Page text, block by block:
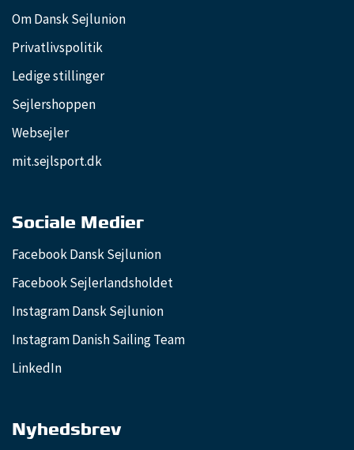
Om Dansk Sejlunion
Privatlivspolitik
Ledige stillinger
Sejlershoppen
Websejler
mit.sejlsport.dk
Sociale Medier
Facebook Dansk Sejlunion
Facebook Sejlerlandsholdet
Instagram Dansk Sejlunion
Instagram Danish Sailing Team
LinkedIn
Nyhedsbrev